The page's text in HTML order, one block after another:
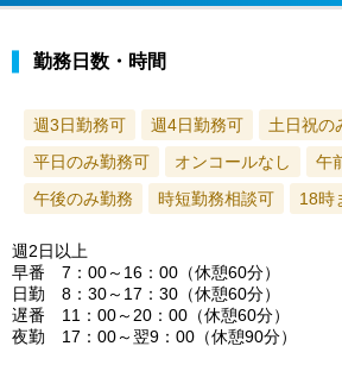
勤務日数・時間
週3日勤務可 週4日勤務可
土日祝の
平日のみ勤務可
オンコールなし
午
午後のみ勤務
時短勤務相談可 18時
週2日以上
早番 7：00～16：00（休憩60分）
日勤 8：30～17：30（休憩60分）
遅番 11：00～20：00（休憩60分）
夜勤 17：00～翌9：00（休憩90分）